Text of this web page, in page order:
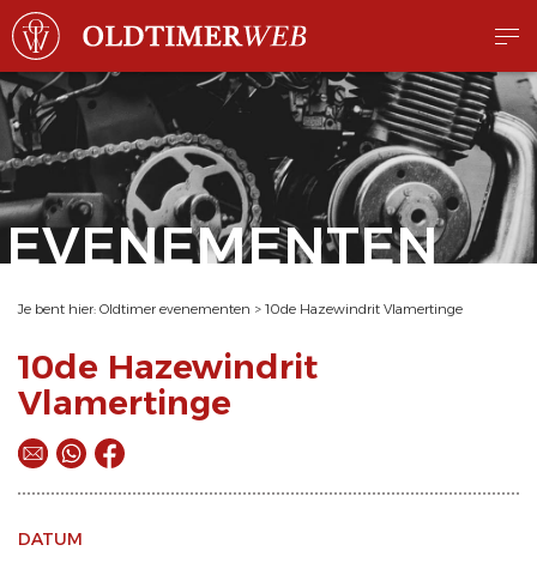
EVENEMENTEN
Je bent hier: Oldtimer evenementen > 10de Hazewindrit Vlamertinge
10de Hazewindrit
Vlamertinge
DATUM